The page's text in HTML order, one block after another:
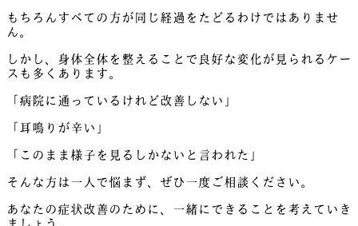
もちろんすべての方が同じ経過をたどるわけではありませ
ん。
しかし、身体全体を整えることで良好な変化が見られるケー
スも多くあります。
「病院に通っているけれど改善しない」
「耳鳴りが辛い」
「このまま様子を見るしかないと言われた」
そんな方は一人で悩まず、ぜひ一度ご相談ください。
あなたの症状改善のために、一緒にできることを考えていき